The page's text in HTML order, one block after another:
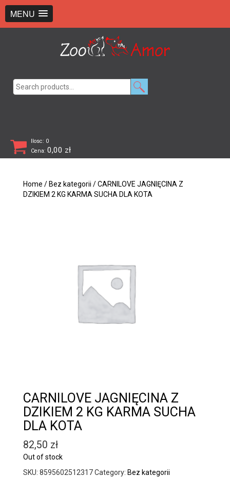
MENU
Ilosc: 0
Cena: 0,00 zł
Home / Bez kategorii / CARNILOVE JAGNIĘCINA Z
DZIKIEM 2 KG KARMA SUCHA DLA KOTA
CARNILOVE JAGNIĘCINA Z
DZIKIEM 2 KG KARMA SUCHA
DLA KOTA
82,50 zł
Out of stock
SKU: 8595602512317Category: Bez kategorii